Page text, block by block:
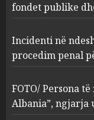
2
3
fondet publike
Incidenti në
procedim penal
FOTO/ Persona
Albania”, ngjarja